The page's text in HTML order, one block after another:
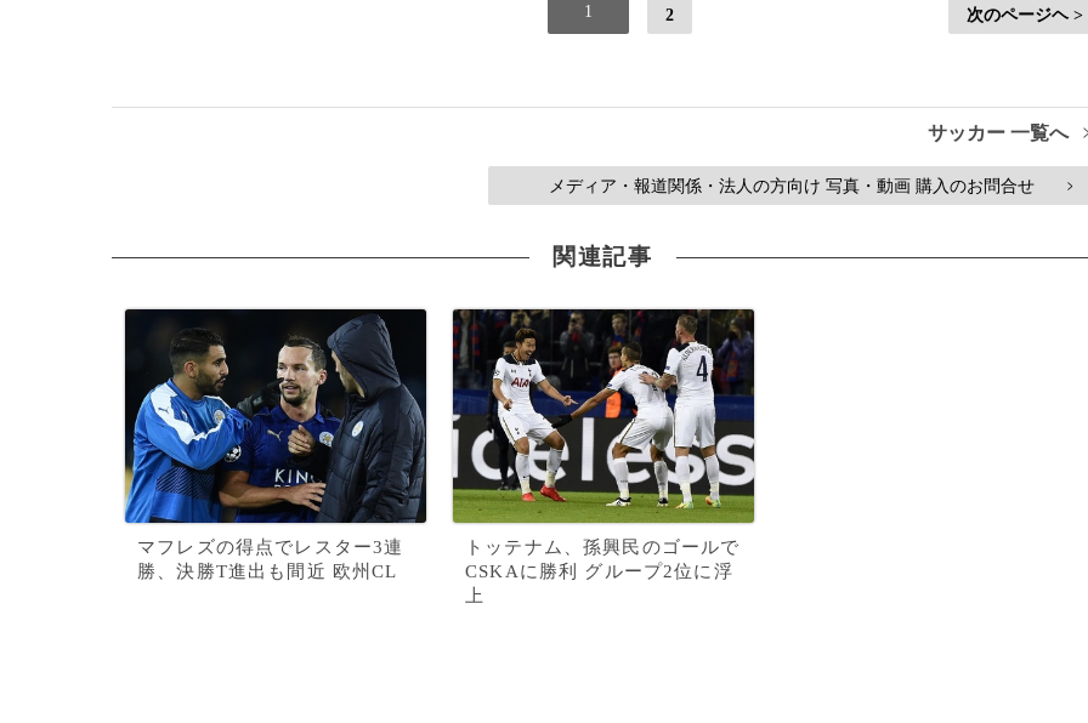
1 2 次のページヘ >
サッカー 一覧へ
メディア・報道関係・法人の方向け 写真・動画 購入のお問合せ >
関連記事
マフレズの得点でレスター3連
勝、決勝T進出も間近 欧州CL
トッテナム、孫興民のゴールで
CSKAに勝利 グループ2位に浮
上